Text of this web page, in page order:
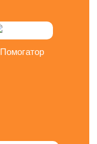
Помогатор